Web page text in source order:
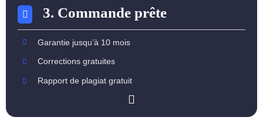
3. Commande prête
Garantie jusqu’à 10 mois
Corrections gratuites
Rapport de plagiat gratuit